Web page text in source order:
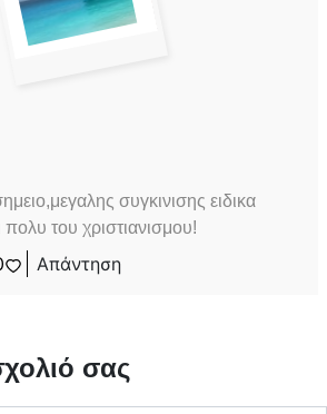
συγκινισης ειδικα
πολυ του χριστιανισμου!
Απάντηση
σας